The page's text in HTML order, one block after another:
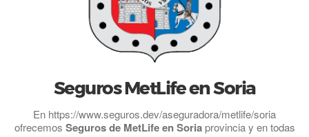
Seguros MetLife en Soria
En https://www.seguros.dev/aseguradora/metlife/soria
ofrecemos Seguros de MetLife en Soriaprovincia y en todas